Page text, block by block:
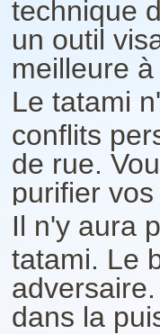
technique
un outil
meilleure
Le tatami
conflits
de rue.
purifier
Il n'y aura
tatami. Le
dans la